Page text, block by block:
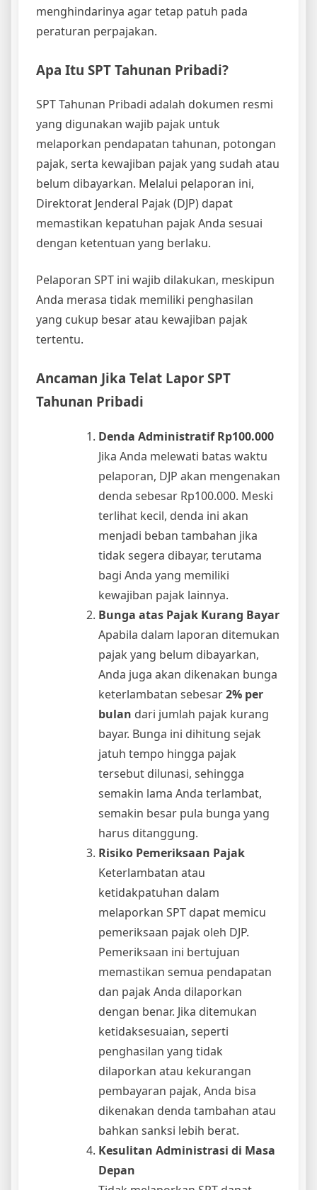
menghindarinya agar tetap patuh pada
peraturan perpajakan.
Apa Itu SPT Tahunan Pribadi?
SPT Tahunan Pribadi adalah dokumen resmi
yang digunakan wajib pajak untuk
melaporkan pendapatan tahunan, potongan
pajak, serta kewajiban pajak yang sudah atau
belum dibayarkan. Melalui pelaporan ini,
Direktorat Jenderal Pajak (DJP) dapat
memastikan kepatuhan pajak Anda sesuai
dengan ketentuan yang berlaku.
Pelaporan SPT ini wajib dilakukan, meskipun
Anda merasa tidak memiliki penghasilan
yang cukup besar atau kewajiban pajak
tertentu.
Ancaman Jika Telat Lapor SPT
Tahunan Pribadi
Denda Administratif Rp100.000
Jika Anda melewati batas waktu
pelaporan, DJP akan mengenakan
denda sebesar Rp100.000. Meski
terlihat kecil, denda ini akan
menjadi beban tambahan jika
tidak segera dibayar, terutama
bagi Anda yang memiliki
kewajiban pajak lainnya.
Bunga atas Pajak Kurang Bayar
Apabila dalam laporan ditemukan
pajak yang belum dibayarkan,
Anda juga akan dikenakan bunga
keterlambatan sebesar2% per
bulan dari jumlah pajak kurang
bayar. Bunga ini dihitung sejak
jatuh tempo hingga pajak
tersebut dilunasi, sehingga
semakin lama Anda terlambat,
semakin besar pula bunga yang
harus ditanggung.
Risiko Pemeriksaan Pajak
Keterlambatan atau
ketidakpatuhan dalam
melaporkan SPT dapat memicu
pemeriksaan pajak oleh DJP.
Pemeriksaan ini bertujuan
memastikan semua pendapatan
dan pajak Anda dilaporkan
dengan benar. Jika ditemukan
ketidaksesuaian, seperti
penghasilan yang tidak
dilaporkan atau kekurangan
pembayaran pajak, Anda bisa
dikenakan denda tambahan atau
bahkan sanksi lebih berat.
Kesulitan Administrasi di Masa
Depan